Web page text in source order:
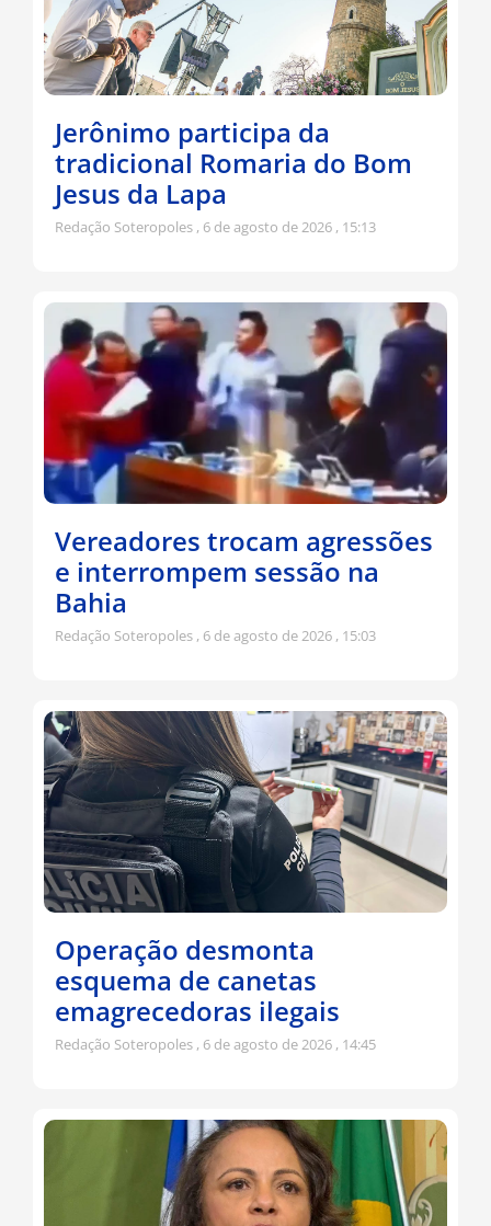
Jerônimo participa da
tradicional Romaria do Bom
Jesus da Lapa
Redação Soteropoles 6 de agosto de 2026 15:13
Vereadores trocam agressões
e interrompem sessão na
Bahia
Redação Soteropoles 6 de agosto de 2026 15:03
Operação desmonta
esquema de canetas
emagrecedoras ilegais
Redação Soteropoles 6 de agosto de 2026 14:45